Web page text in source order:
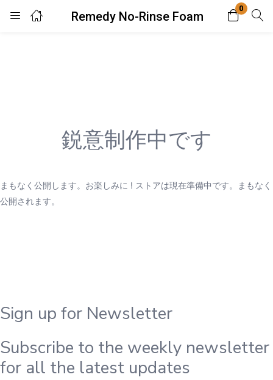
Remedy No-Rinse Foam
0
Login
鋭意制作中です
まもなく公開します。お楽しみに ! ストアは現在準備中です。まもなく
公開されます。
Sign up for Newsletter
Subscribe to the weekly newsletter
for all the latest updates